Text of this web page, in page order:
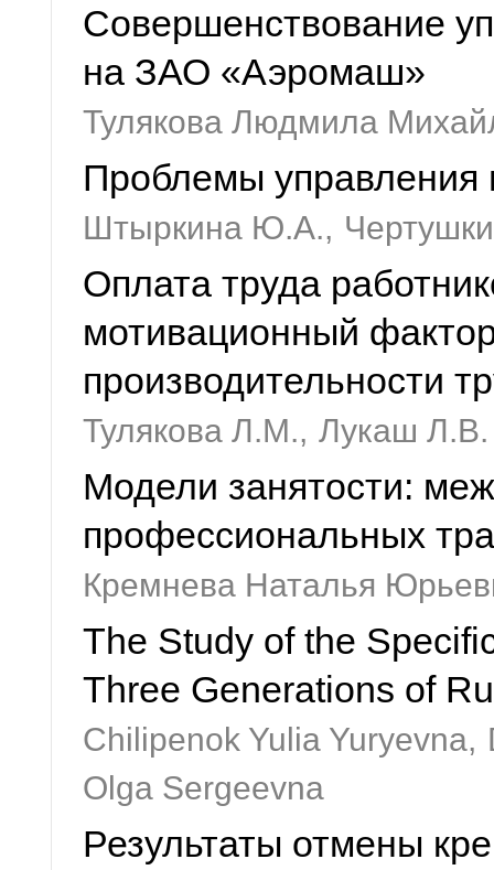
Совершенствование
на ЗАО «Аэромаш»
Тулякова Людмила
Проблемы управления
Штыркина Ю.А.,
Оплата труда
мотивационный
производительности
Тулякова Л.М., Лукаш Л.В.
Модели занятости:
профессиональных
Кремнева Наталья
The Study of the
Three Generations of
Chilipenok Yulia Yuryevna,
Olga Sergeevna
Результаты отмены